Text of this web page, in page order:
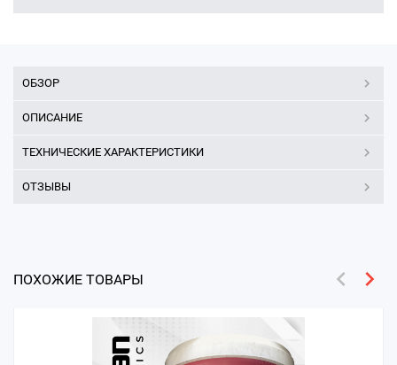
ОБЗОР
ОПИСАНИЕ
ТЕХНИЧЕСКИЕ ХАРАКТЕРИСТИКИ
ОТЗЫВЫ
ПОХОЖИЕ ТОВАРЫ